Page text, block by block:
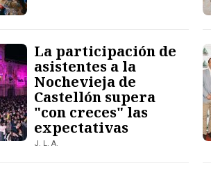
La participación de
asistentes a la
Nochevieja de
Castellón supera
"con creces" las
expectativas
J. L. A.